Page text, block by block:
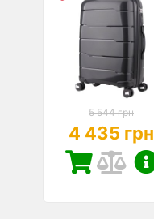
5 544 грн
4 435 грн